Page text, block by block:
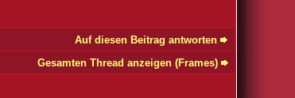
Auf diesen Beitrag antworten
Gesamten Thread anzeigen (Frames)